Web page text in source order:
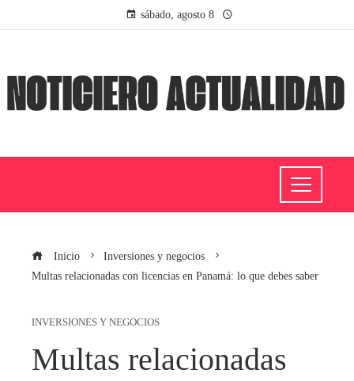
sábado, agosto 8
Inicio
Inversiones y negocios
Multas relacionadas con licencias en Panamá: lo que debes saber
INVERSIONES Y NEGOCIOS
Multas relacionadas